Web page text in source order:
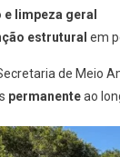
limpeza geral
estrutural em
de Meio
permanenteao